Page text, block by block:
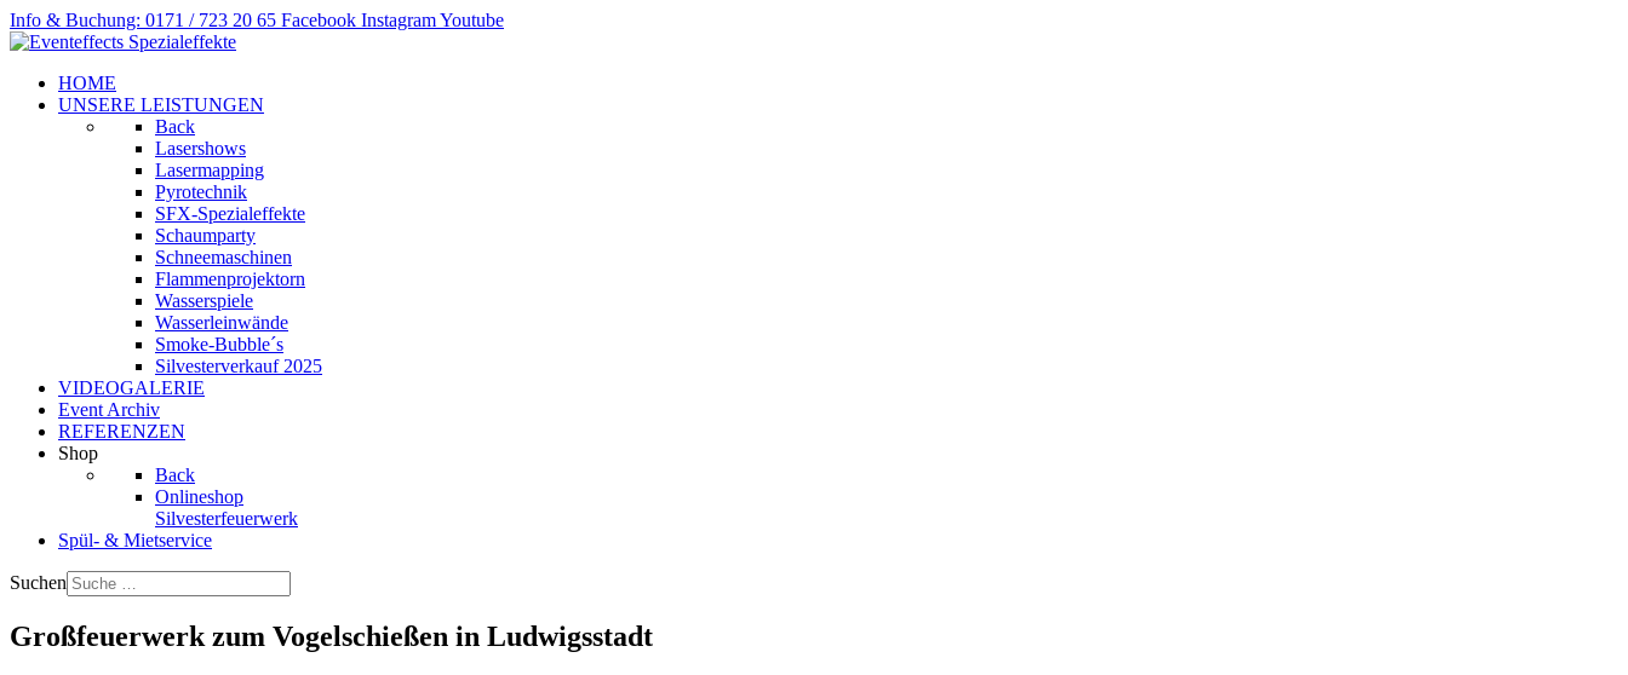
Info & Buchung: 0171 / 723 20 65 Facebook InstagramYoutube
HOME
UNSERE LEISTUNGEN
Back
Lasershows
Lasermapping
Pyrotechnik
SFX-Spezialeffekte
Schaumparty
Schneemaschinen
Flammenprojektorn
Wasserspiele
Wasserleinwände
Smoke-Bubble´s
Silvesterverkauf 2025
VIDEOGALERIE
Event Archiv
REFERENZEN
Shop
Back
Onlineshop
Silvesterfeuerwerk
Spül- & Mietservice
Suchen
Großfeuerwerk zum Vogelschießen in Ludwigsstadt